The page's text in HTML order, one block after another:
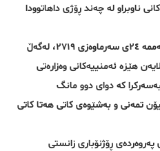
ناوبراو لە چەند ڕۆژی داهاتوودا
فەریدە وەیسی، پێشتر واتە ڕۆژی شەممە ٢٤ی سەرماوەزی ٢٧١٩، لەگەڵ
هێزە ئەمنییەکانی وەزارەتی
کە دوای دوو مانگ
بە بارمتەی ٣٠٠ ملیۆن تمەنی و بەشێوەی کاتی هەتا کاتی
ڕۆژنۆباری زانستی